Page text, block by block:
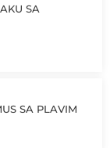
SA
SA PLAVIM